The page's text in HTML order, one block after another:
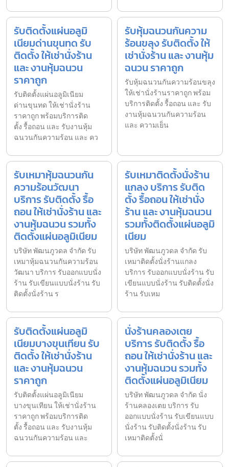
รับติดตั้งแผ่นอลูมิ
เนียมด่านขุนทด รับ
ติดตั้ง ให้เช่านั่งร้าน
และ งานหุ้มฉนวน
ราคาถูก
รับติดตั้งแผ่นอลูมิเนียม
ด่านขุนทด ให้เช่านั่งร้าน
ราคาถูก พร้อมบริการติด
ตั้ง รื้อถอน และ รับงานหุ้ม
ฉนวนกันความร้อน และ คว
รับหุ้มฉนวนกันความ
ร้อนขลุง รับติดตั้ง ให้
เช่านั่งร้าน และ งานหุ้ม
ฉนวน ราคาถูก
รับหุ้มฉนวนกันความร้อนขลุง
ให้เช่านั่งร้านราคาถูก พร้อม
บริการติดตั้ง รื้อถอน และ รับ
งานหุ้มฉนวนกันความร้อน
และ ความเย็น
รับเหมาหุ้มฉนวนกัน
ความร้อนวัฒนา
บริการ รับติดตั้ง รื้อ
ถอน ให้เช่านั่งร้าน และ
งานหุ้มฉนวน รวมทั้ง
ติดตั้งแผ่นอลูมิเนียม
บริษัท พัฒนภูวดล จำกัด รับ
เหมาหุ้มฉนวนกันความร้อน
วัฒนา บริการ รับออกแบบนั่ง
ร้าน รับเขียนแบบนั่งร้าน รับ
ติดตั้งนั่งร้าน ร
รับเหมาติดตั้งนั่งร้าน
แกลง บริการ รับติด
ตั้ง รื้อถอน ให้เช่านั่ง
ร้าน และ งานหุ้มฉนวน
รวมทั้งติดตั้งแผ่นอลูมิ
เนียม
บริษัท พัฒนภูวดล จำกัด รับ
เหมาติดตั้งนั่งร้านแกลง
บริการ รับออกแบบนั่งร้าน รับ
เขียนแบบนั่งร้าน รับติดตั้งนั่ง
ร้าน รับเหม
รับติดตั้งแผ่นอลูมิ
เนียมบางขุนเทียน รับ
ติดตั้ง ให้เช่านั่งร้าน
และ งานหุ้มฉนวน
ราคาถูก
รับติดตั้งแผ่นอลูมิเนียม
บางขุนเทียน ให้เช่านั่งร้าน
ราคาถูก พร้อมบริการติด
ตั้ง รื้อถอน และ รับงานหุ้ม
ฉนวนกันความร้อน และ
นั่งร้านคลองเตย
บริการ รับติดตั้ง รื้อ
ถอน ให้เช่านั่งร้าน และ
งานหุ้มฉนวน รวมทั้ง
ติดตั้งแผ่นอลูมิเนียม
บริษัท พัฒนภูวดล จำกัด นั่ง
ร้านคลองเตย บริการ รับ
ออกแบบนั่งร้าน รับเขียนแบบ
นั่งร้าน รับติดตั้งนั่งร้าน รับ
เหมาติดตั้งนั่